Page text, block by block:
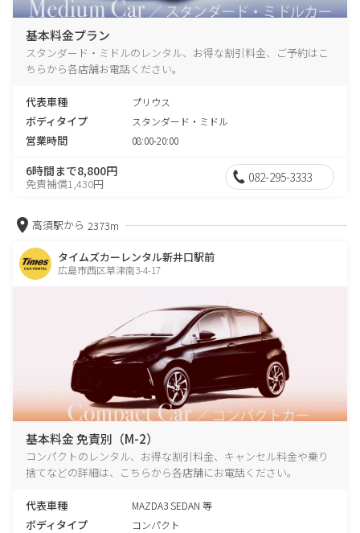
基本料金プラン
スタンダード・ミドルのレンタル、お得な割引料金、ご予約はこ
ちらから各店舗お電話ください。
代表車種 プリウス
ボディタイプ スタンダード・ミドル
営業時間 08:00-20:00
6時間まで8,800円
免責補償1,430円 082-295-3333
高須駅から 2373m
タイムズカーレンタル新井口駅前
広島市西区草津南3-4-17
基本料金 免責別（M-2）
コンパクトのレンタル、お得な割引料金、キャンセル料金や乗り
捨てなどの詳細は、こちらから各店舗にお電話ください。
代表車種 MAZDA3 SEDAN 等
ボディタイプ コンパクト